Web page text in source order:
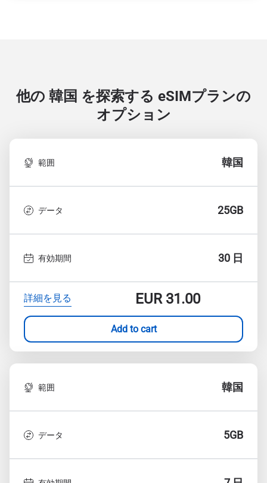
他の 韓国 を探索する eSIMプランの
オプション
範囲 韓国
データ 25GB
有効期間 30 日
詳細を見る EUR31.00
Add to cart
範囲 韓国
データ 5GB